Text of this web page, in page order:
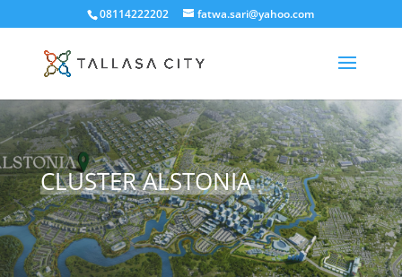
08114222202 fatwa.sari@yahoo.com
CLUSTER ALSTONIA